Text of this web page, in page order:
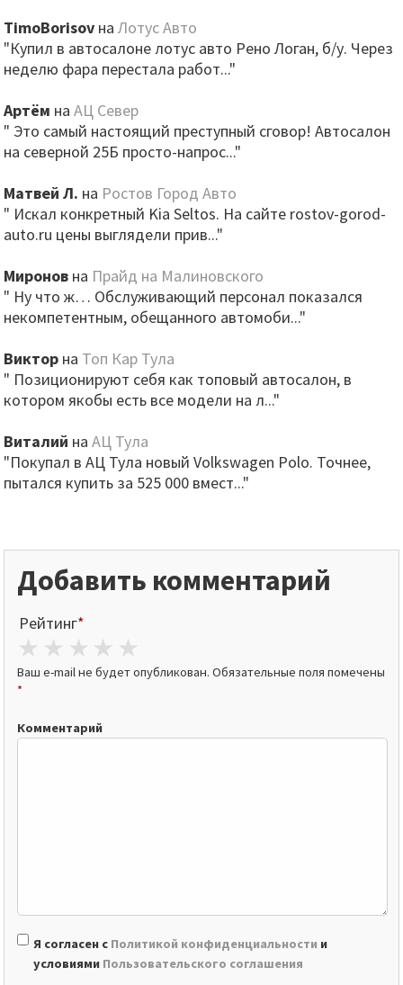
TimoBorisov наЛотус Авто
"Купил в автосалоне лотус авто Рено Логан, б/у. Через
неделю фара перестала работ..."
Артём наАЦ Север
" Это самый настоящий преступный сговор! Автосалон
на северной 25Б просто-напрос..."
Матвей Л. на Ростов Город Авто
" Искал конкретный Kia Seltos. На сайте rostov-gorod-
auto.ru цены выглядели прив..."
Миронов на Прайд на Малиновского
" Ну что ж… Обслуживающий персонал показался
некомпетентным, обещанного автомоби..."
Виктор на Топ Кар Тула
" Позиционируют себя как топовый автосалон, в
котором якобы есть все модели на л..."
Виталий наАЦ Тула
"Покупал в АЦ Тула новый Volkswagen Polo. Точнее,
пытался купить за 525 000 вмест..."
Добавить комментарий
Рейтинг*
4 stars
3 stars
2 stars
1 star
Ваш e-mail не будет опубликован. Обязательные поля помечены
*
Комментарий
Я согласен с Политикой конфиденциальности и
условиями Пользовательского соглашения